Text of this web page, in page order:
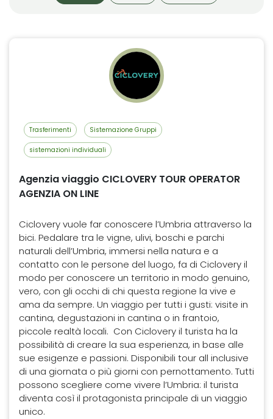
Trasferimenti Sistemazione Gruppi
sistemazioni individuali
Agenzia viaggio CICLOVERY TOUR OPERATOR
AGENZIA ON LINE
Ciclovery vuole far conoscere l’Umbria attraverso la
bici. Pedalare tra le vigne, ulivi, boschi e parchi
naturali dell’Umbria, immersi nella natura e a
contatto con le persone del luogo, fa di Ciclovery il
modo per conoscere un territorio in modo genuino,
vero, con gli occhi di chi questa regione la vive e
ama da sempre. Un viaggio per tutti i gusti: visite in
cantina, degustazioni in cantina o in frantoio,
piccole realtà locali. Con Ciclovery il turista ha la
possibilità di creare la sua esperienza, in base alle
sue esigenze e passioni. Disponibili tour all inclusive
di una giornata o più giorni con pernottamento. Tutti
possono scegliere come vivere l’Umbria: il turista
diventa così il protagonista principale di un viaggio
unico.